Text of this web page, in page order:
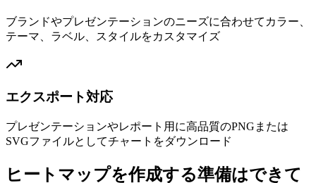
ブランドやプレゼンテーションのニーズに合わせてカラー、
テーマ、ラベル、スタイルをカスタマイズ
エクスポート対応
プレゼンテーションやレポート用に高品質のPNGまたは
SVGファイルとしてチャートをダウンロード
ヒートマップを作成する準備はできて